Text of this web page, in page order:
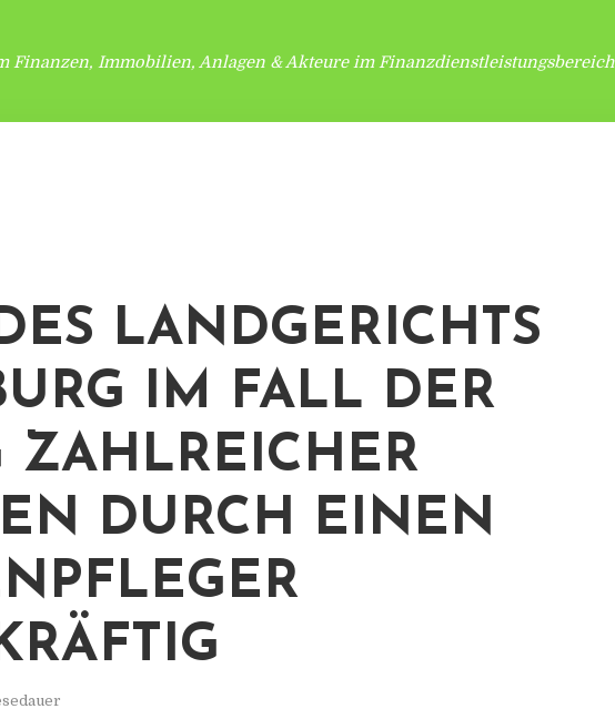
Immobilien, Anlagen & Akteure im Finanzdienstleistungsbereich
LANDGERICHTS
IM FALL DER
ZAHLREICHER
DURCH EINEN